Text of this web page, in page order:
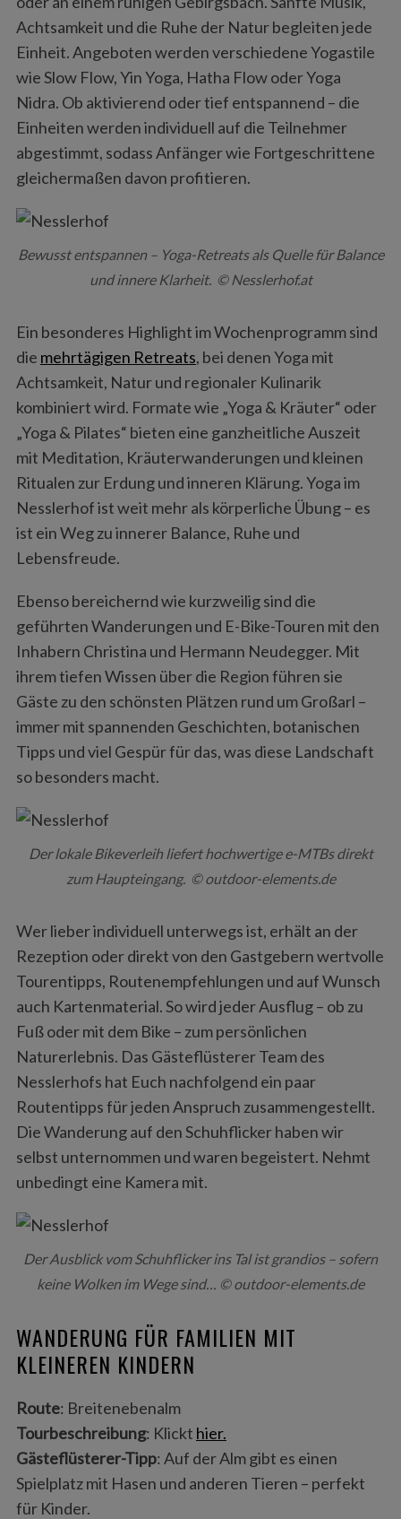
Achtsamkeit und die Ruhe der Natur begleiten jede
Einheit. Angeboten werden verschiedene Yogastile
wie Slow Flow, Yin Yoga, Hatha Flow oder Yoga
Nidra. Ob aktivierend oder tief entspannend – die
Einheiten werden individuell auf die Teilnehmer
abgestimmt, sodass Anfänger wie Fortgeschrittene
gleichermaßen davon profitieren.
Bewusst entspannen – Yoga-Retreats als Quelle für Balance
und innere Klarheit. © Nesslerhof.at
Ein besonderes Highlight im Wochenprogramm sind
die mehrtägigen Retreats, bei denen Yoga mit
Achtsamkeit, Natur und regionaler Kulinarik
kombiniert wird. Formate wie „Yoga & Kräuter“ oder
„Yoga & Pilates“ bieten eine ganzheitliche Auszeit
mit Meditation, Kräuterwanderungen und kleinen
Ritualen zur Erdung und inneren Klärung. Yoga im
Nesslerhof ist weit mehr als körperliche Übung – es
ist ein Weg zu innerer Balance, Ruhe und
Lebensfreude.
Ebenso bereichernd wie kurzweilig sind die
geführten Wanderungen und E-Bike-Touren mit den
Inhabern Christina und Hermann Neudegger. Mit
ihrem tiefen Wissen über die Region führen sie
Gäste zu den schönsten Plätzen rund um Großarl –
immer mit spannenden Geschichten, botanischen
Tipps und viel Gespür für das, was diese Landschaft
so besonders macht.
Der lokale Bikeverleih liefert hochwertige e-MTBs direkt
zum Haupteingang. © outdoor-elements.de
Wer lieber individuell unterwegs ist, erhält an der
Rezeption oder direkt von den Gastgebern wertvolle
Tourentipps, Routenempfehlungen und auf Wunsch
auch Kartenmaterial. So wird jeder Ausflug – ob zu
Fuß oder mit dem Bike – zum persönlichen
Naturerlebnis. Das Gästeflüsterer Team des
Nesslerhofs hat Euch nachfolgend ein paar
Routentipps für jeden Anspruch zusammengestellt.
Die Wanderung auf den Schuhflicker haben wir
selbst unternommen und waren begeistert. Nehmt
unbedingt eine Kamera mit.
Der Ausblick vom Schuhflicker ins Tal ist grandios – sofern
keine Wolken im Wege sind… © outdoor-elements.de
WANDERUNG FÜR FAMILIEN MIT
KLEINEREN KINDERN
Route: Breitenebenalm
Tourbeschreibung: Klickt hier.
Gästeflüsterer-Tipp: Auf der Alm gibt es einen
Spielplatz mit Hasen und anderen Tieren – perfekt
für Kinder.
S
e
r
h
f